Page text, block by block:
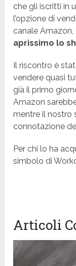
che gli iscritti in
l’opzione di
canale Amazon,
aprissimo lo
Il riscontro è
vendere quasi
già il primo
Amazon
mentre il nostro
connotazione
Per chi lo ha
simbolo di
Articoli